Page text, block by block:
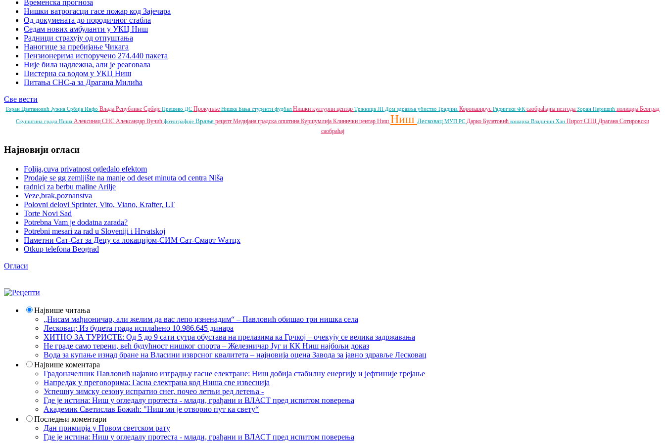
Временска прогноза
Нишки ватрогасци гасе пожар код Зајечара
Од докумената до породичног стабла
Седам нових амбуланти у УКЦ Ниш
Радници страхују од отпуштања
Наногице за пребијање Чикага
Пензионерима испоручено 274.440 пакета
Није била надлежна, али је реаговала
Цистерна са водом у УКЦ Ниш
Питања СНС-а за Драгана Милића
Све вести
Горан Цветановић Јужна Србија Инфо Влада Републике Србије Прешево ДС Прокупље Нишка Бања студенти фудбал Нишки културни центар Тржница ЈП Дом здравља убиство Градина Коронавирус Раднички ФК саобраћајна незгода Зоран Перишић полиција Београд
Скупштина града Ниша Алексинац СНС Александар Вучић фотографије Врање рецепт Медијана градска општина Куршумлија Клинички центар Ниш Ниш Лесковац МУП РС Дарко Булатовић кошарка Владичин Хан Пирот СПЦ Драгана Сотировски
саобраћај
Најновији огласи
Folija,cuva privatnost ogledalo efektom
Prodaje se gg zemljište na manje od deset minuta od centra Niša
radnici za berbu maline Arilje
Veze,brak,poznanstva
Polovni delovi Sprinter, Vito, Viano, Krafter, LT
Torte Novi Sad
Potrebna Vam je dodatna zarada?
Potrebni mesari za rad u Sloveniji i Hrvatskoj
Паметни Сат-Сат за Децу са локацијом-СИМ Сат-Смарт Wатцх
Otkup telefona Beograd
Огласи
Највише читања
„Нисам мађионичар, али желим да вас лепо изненадим“ – Павловић обишао три нишка села
Лесковац; Из буџета града исплаћено 10.986.645 динара
ХИТНО ЗА ТУРИСТЕ: Од 5 до 9 сати сутра обустава на прелазима ка Грчкој – очекују се велика задржавања
Не граде само терени, већ будућност нишког спорта – Железничар Југ и КК Ниш најбољи доказ
Вода за купање изнад бране на Власини изврсног квалитета – најновија оцена Завода за јавно здравље Лесковац
Највише коментара
Градоначелник Павловић најавио изградњу гасне електране: Ниш добија стабилну енергију и јефтиније грејање
Напредак у преговорима: Гасна електрана код Ниша све извеснија
Успешну зимску сезону испратио снег, почео летњи ред летења -
Где је истина: Ниш у огледалу протеста - млади, грађани и ВЛАСТ пред испитом поверења
Академик Светислав Божић: "Ниш ми је отворио пут ка свету“
Последњи коментари
Дан примирја у Првом светском рату
Где је истина: Ниш у огледалу протеста - млади, грађани и ВЛАСТ пред испитом поверења